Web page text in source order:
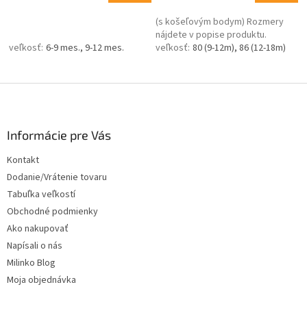
6-9 mes. 9-12 mes.
(s košeľovým bodym) Rozmery
nájdete v popise produktu.
80 (9-12m) 86 (12-18m)
Informácie pre Vás
Kontakt
Dodanie/Vrátenie tovaru
Tabuľka veľkostí
Obchodné podmienky
Ako nakupovať
Napísali o nás
Milinko Blog
Moja objednávka